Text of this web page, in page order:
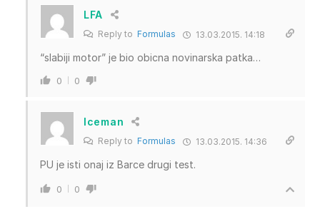
LFA
Reply to Formulas 13.03.2015. 14:18
“slabiji motor” je bio obicna novinarska patka…
0 0
Iceman
Reply to Formulas 13.03.2015. 14:36
PU je isti onaj iz Barce drugi test.
0 0